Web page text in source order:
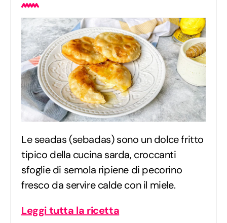
Le seadas (sebadas) sono un dolce fritto
tipico della cucina sarda, croccanti
sfoglie di semola ripiene di pecorino
fresco da servire calde con il miele.
Leggi tutta la ricetta